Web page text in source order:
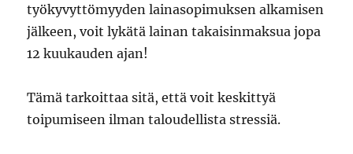
työkyvyttömyyden lainasopimuksen alkamisen
jälkeen, voit lykätä lainan takaisinmaksua jopa
12 kuukauden ajan!
Tämä tarkoittaa sitä, että voit keskittyä
toipumiseen ilman taloudellista stressiä.